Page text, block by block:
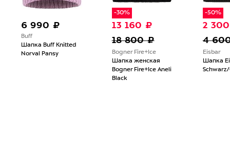
6 990 ₽
Buff
Шапка Buff Knitted
Norval Pansy
-30%
13 160 ₽
18 800 ₽
Bogner Fire+Ice
Шапка женская
Bogner Fire+Ice Aneli
Black
-50%
2
4
Eisbar
Шапка